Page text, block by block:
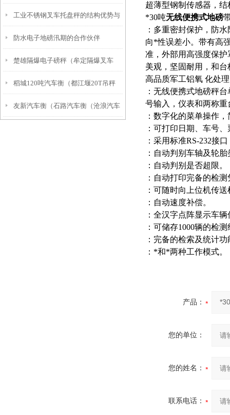
建设地磅维修
工业不锈钢叉车托盘秤的结构优势与
市场前景
防水电子地磅汛期的合作伙伴
楚雄隔爆电子磅秤（牟定隔爆叉车
称）武定隔爆电子桌称）施甸隔爆台
秤维修
稻城120吨汽车衡（都江堰20T吊秤
（宝兴200T地磅）石屏汽车衡维修
友新汽车衡（石路汽车衡（沧浪汽车
超薄型钢制传感器，
*30吨无线便携式地磅
：多重密封保护，防
向*性误差小。带有高
准，外部用高强度保
美观，坚固耐用，和
高品质军工铝氧 化处
：无线便携式地磅秤
号输入，仪表和两称
：数字化的菜单操作
：可打印日期、车号
：采用标准RS-232接
：自动判别车轴及轮胎
：自动判别是否超限。
：自动打印完备的检
：可随时向上位机传
：自动速度补偿。
：全汉字点阵显示车
：可储存1000辆的检
：完备的检索及统计功
：*和*两种工作模式。
产品：
您的单位：
您的姓名：
联系电话：